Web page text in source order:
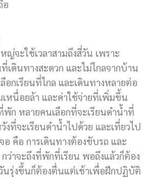
อ
ญ่จะใช้เวลาสามถึงสี่วัน เพราะ
เดินทางสะดวก และไม่ไกลจากบ้าน
อกเรียนที่ไกล และเดินทางหลายต่อ
หนื่อยล้า และค่าใช้จ่ายที่เพิ่มขึ้น
พัก หลายคนเลือกที่จะเรียนดำน้ำที่
งที่จะเรียนดำน้ำไปด้วย และเที่ยวไป
อ คือ การเดินทางต้องขับรถ และ
ว่าจะถึงที่พักที่เรียน พอถึงแล้วก็ต้อง
นรุ่งขึ้นก็ต้องตื่นแต่เช้าเพื่อฝึกปฏิบัติ